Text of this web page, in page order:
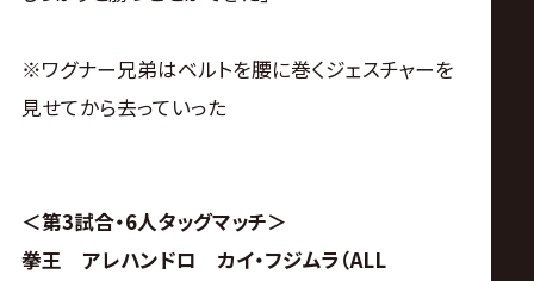
※ワグナー兄弟はベルトを腰に巻くジェスチャーを
見せてから去っていった
＜第3試合・6人タッグマッチ＞
拳王 アレハンドロ カイ・フジムラ（ALL